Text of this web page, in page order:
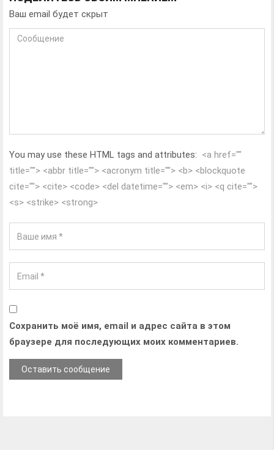
Ваш email будет скрыт
You may use these HTML tags and attributes: <a href=""
title=""> <abbr title=""> <acronym title=""> <b> <blockquote
cite=""> <cite> <code> <del datetime=""> <em> <i> <q cite="">
<s> <strike> <strong>
Сохранить моё имя, email и адрес сайта в этом
браузере для последующих моих комментариев.